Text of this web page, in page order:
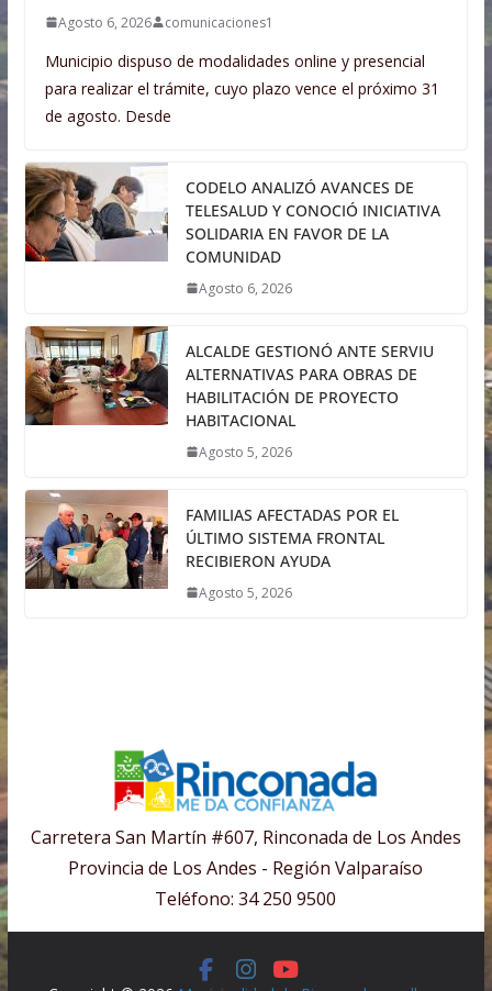
Agosto 6, 2026 comunicaciones1
Municipio dispuso de modalidades online y presencial
para realizar el trámite, cuyo plazo vence el próximo 31
de agosto. Desde
CODELO ANALIZÓ AVANCES DE
TELESALUD Y CONOCIÓ INICIATIVA
SOLIDARIA EN FAVOR DE LA
COMUNIDAD
Agosto 6, 2026
ALCALDE GESTIONÓ ANTE SERVIU
ALTERNATIVAS PARA OBRAS DE
HABILITACIÓN DE PROYECTO
HABITACIONAL
Agosto 5, 2026
FAMILIAS AFECTADAS POR EL
ÚLTIMO SISTEMA FRONTAL
RECIBIERON AYUDA
Agosto 5, 2026
Carretera San Martín #607, Rinconada de Los Andes
Provincia de Los Andes - Región Valparaíso
Teléfono: 34 250 9500